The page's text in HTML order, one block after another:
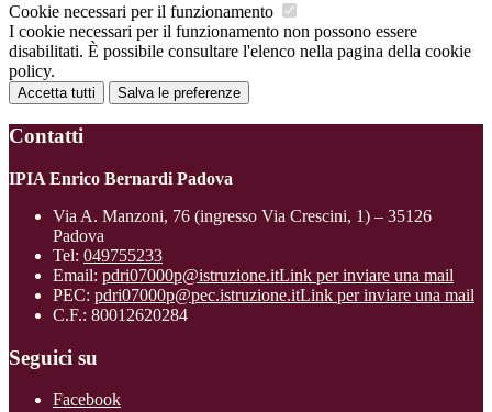
Cookie necessari per il funzionamento
I cookie necessari per il funzionamento non possono essere
disabilitati. È possibile consultare l'elenco nella pagina della cookie
policy.
Accetta tutti Salva le preferenze
Contatti
IPIA Enrico Bernardi Padova
Via A. Manzoni, 76 (ingresso Via Crescini, 1) – 35126
Padova
Tel: 049755233
Email: pdri07000p@istruzione.itLink per inviare una mail
PEC: pdri07000p@pec.istruzione.itLink per inviare una mail
C.F.: 80012620284
Seguici su
Facebook